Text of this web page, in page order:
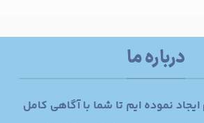
درباره ما
نموده ایم تا شما با آگاهی کامل